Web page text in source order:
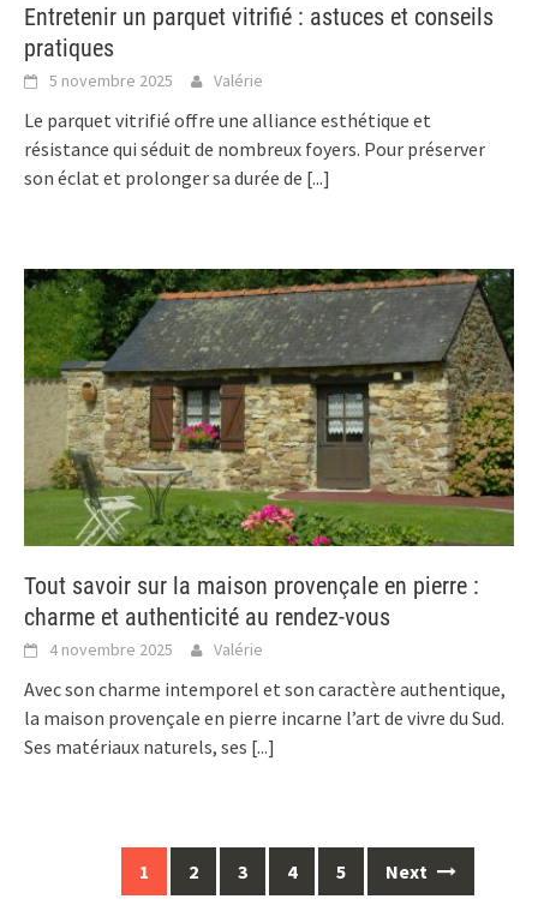
Entretenir un parquet vitrifié : astuces et conseils
pratiques
5 novembre 2025 Valérie
Le parquet vitrifié offre une alliance esthétique et
résistance qui séduit de nombreux foyers. Pour préserver
son éclat et prolonger sa durée de [...]
Tout savoir sur la maison provençale en pierre :
charme et authenticité au rendez-vous
4 novembre 2025 Valérie
Avec son charme intemporel et son caractère authentique,
la maison provençale en pierre incarne l’art de vivre du Sud.
Ses matériaux naturels, ses [...]
navigation
1 2 3 4 5 Next